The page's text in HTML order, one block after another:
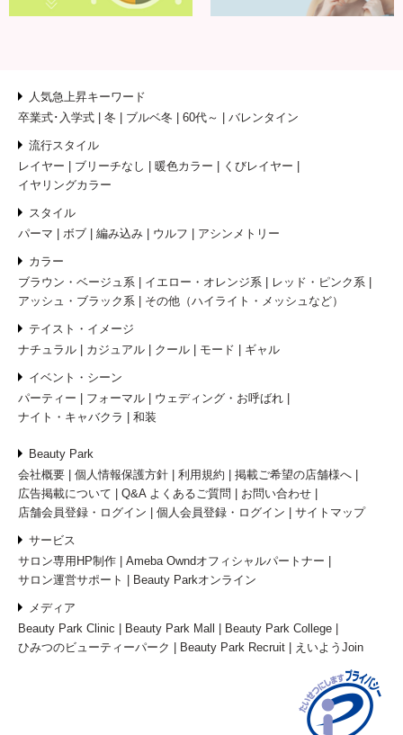
人気急上昇キーワード
卒業式･入学式
冬 ブルベ冬 60代～ バレンタイン
流行スタイル
レイヤー
ブリーチなし 暖色カラー
くびレイヤー
イヤリングカラー
スタイル
パーマ
ボブ 編み込み ウルフ アシンメトリー
カラー
ブラウン・ベージュ系
イエロー・オレンジ系
レッド・ピンク系
アッシュ・ブラック系
その他（ハイライト・メッシュなど）
テイスト・イメージ
ナチュラル
カジュアル クール モード ギャル
イベント・シーン
パーティー
フォーマル
ウェディング・お呼ばれ
ナイト・キャバクラ
和装
Beauty Park
会社概要
個人情報保護方針 利用規約
掲載ご希望の店舗様へ
広告掲載について
Q&A よくあるご質問
お問い合わせ
店舗会員登録・ログイン
個人会員登録・ログイン サイトマップ
サービス
サロン専用HP制作
Ameba Owndオフィシャルパートナー
サロン運営サポート
Beauty Parkオンライン
メディア
Beauty Park Clinic
Beauty Park Mall
Beauty Park College
ひみつのビューティーパーク
Beauty Park Recruit えいようJoin